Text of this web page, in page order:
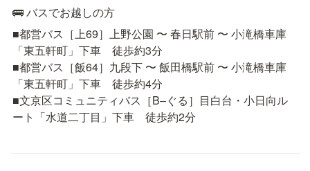
🚌 バスでお越しの方
■都営バス［上69］上野公園 〜 春日駅前 〜 小滝橋車庫
「東五軒町」下車　徒歩約3分
■都営バス［飯64］九段下 〜 飯田橋駅前 〜 小滝橋車庫
「東五軒町」下車　徒歩約4分
■文京区コミュニティバス［B–ぐる］目白台・小日向ル
ート「水道二丁目」下車　徒歩約2分